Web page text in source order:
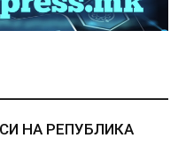
НА РЕПУБЛИКА